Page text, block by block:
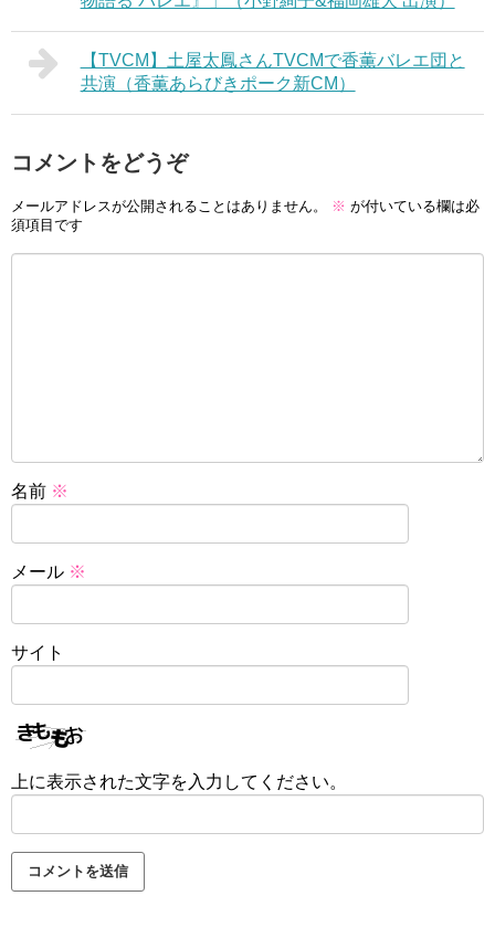
【TVCM】土屋太鳳さんTVCMで香薫バレエ団と
共演（香薫あらびきポーク新CM）
コメントをどうぞ
メールアドレスが公開されることはありません。 ※ が付いている欄は必
須項目です
名前 ※
メール ※
サイト
上に表示された文字を入力してください。